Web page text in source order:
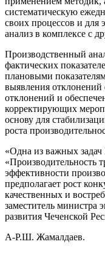
систематическую
своих процессов и для
анализ в комплексе с
Производственный
фактических
плановыми
выявления
отклонений и
корректирующих
основу для
роста
«Одна из важных
«Производительность
эффективности
предполагает рост
качественных и
заместитель министра
развития Чеченской
А-Р.Ш. Жамалдаев.